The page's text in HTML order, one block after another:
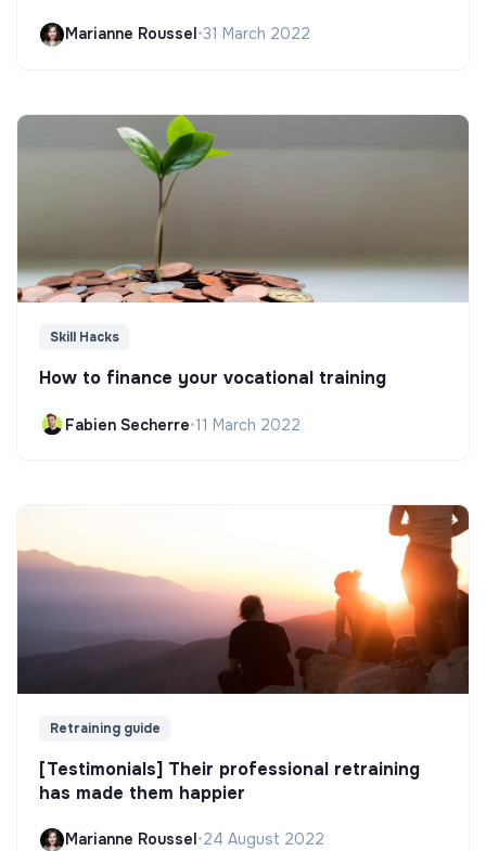
Marianne Roussel•31 March 2022
Skill Hacks
How to finance your vocational training
Fabien Secherre•11 March 2022
Retraining guide
[Testimonials] Their professional retraining
has made them happier
Marianne Roussel •24 August 2022